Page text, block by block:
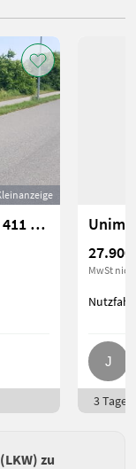
Mercedes-Benz Unimog 30 Unimog 411 Typ 411
27.900
MwSt
3 Tage
zu